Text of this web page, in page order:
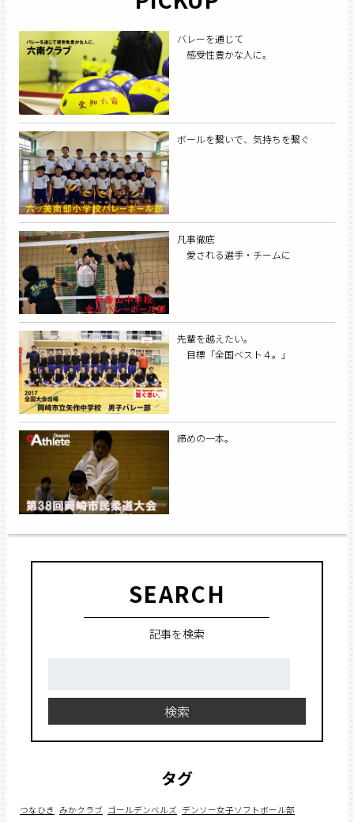
バレーを通じて
感受性豊かな人に。
ボールを繋いで、気持ちを繋ぐ
凡事徹底
愛される選手・チームに
先輩を越えたい。
目標「全国ベスト４。」
締めの一本。
SEARCH
記事を検索
検索
タグ
つなひき みかクラブ ゴールデンベルズ デンソー女子ソフトボール部